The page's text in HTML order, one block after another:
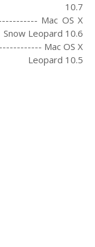
10.7
Mac OS X
Snow Leopard 10.6
Mac OS X
Leopard 10.5